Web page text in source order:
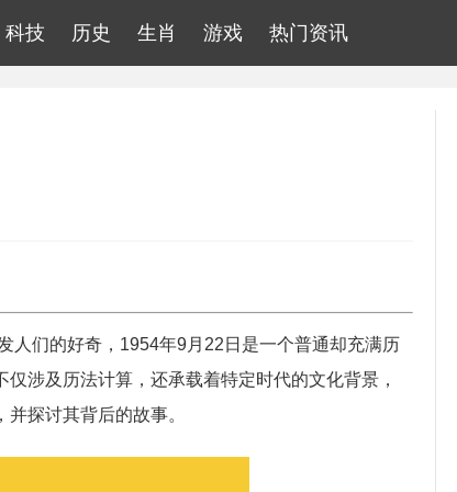
科技 历史 生肖 游戏 热门资讯
人们的好奇，1954年9月22日是一个普通却充满历
涉及历法计算，还承载着特定时代的文化背景，
探讨其背后的故事。